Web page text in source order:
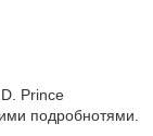
Prince
подробнотями.